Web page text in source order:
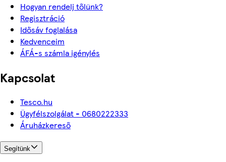
Hogyan rendelj tőlünk?
Regisztráció
Idősáv foglalása
Kedvenceim
ÁFÁ-s számla igénylés
Kapcsolat
Tesco.hu
Ügyfélszolgálat - 0680222333
Áruházkereső
Segítünk